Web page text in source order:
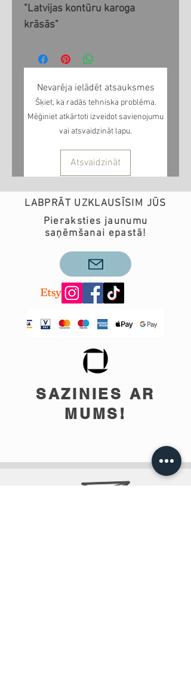
"Latvijas kontūru karoga
krāsās"
Nevarēja ielādēt atsauksmes
Šķiet, ka radās tehniska problēma.
Mēģiniet atkārtoti izveidot savienojumu
vai atsvaidzināt lapu.
Atsvaidzināt
LABPRĀT UZKLAUSĪSIM JŪS
Pieraksties jaunumu
saņēmšanai epastā!
SAZINIES AR
MUMS!